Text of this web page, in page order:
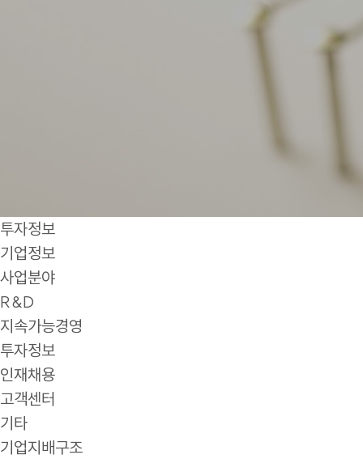
투자정보
기업정보
사업분야
R&D
지속가능경영
투자정보
인재채용
고객센터
기타
기업지배구조